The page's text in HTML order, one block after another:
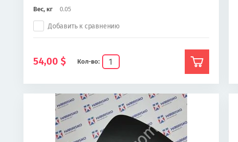
Вес, кг
0.05
Кол-во:
Добавить к сравнению
54,00 $